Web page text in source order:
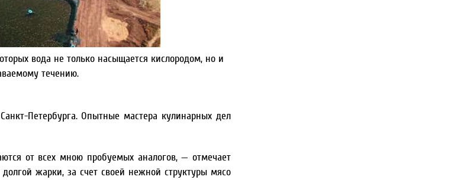
вода не только насыщается кислородом, но и
течению.
Петербурга. Опытные мастера кулинарных дел
от всех мною пробуемых аналогов, — отмечает
жарки, за счет своей нежной структуры мясо